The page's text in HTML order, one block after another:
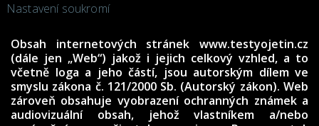
Nastavení soukromí
Obsah internetových stránek www.testyojetin.cz
(dále jen „Web“) jakož i jejich celkový vzhled, a to
včetně loga a jeho částí, jsou autorským dílem ve
smyslu zákona č. 121/2000 Sb. (Autorský zákon). Web
zároveň obsahuje vyobrazení ochranných známek a
audiovizuální obsah, jehož vlastníkem a/nebo